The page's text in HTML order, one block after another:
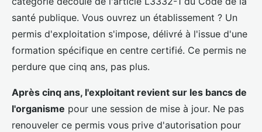
santé publique. Vous ouvrez un établissement ? Un
permis d'exploitation s'impose, délivré à l'issue d'une
formation spécifique en centre certifié. Ce permis ne
perdure que cinq ans, pas plus.
Après cinq ans, l'exploitant revient sur les bancs de
l'organisme pour une session de mise à jour. Ne pas
renouveler ce permis vous prive d'autorisation pour